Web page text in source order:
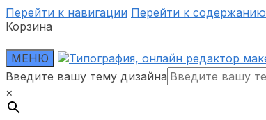
Перейти к навигации Перейти к содержанию
Корзина
МЕНЮ
Введите вашу тему дизайна
×